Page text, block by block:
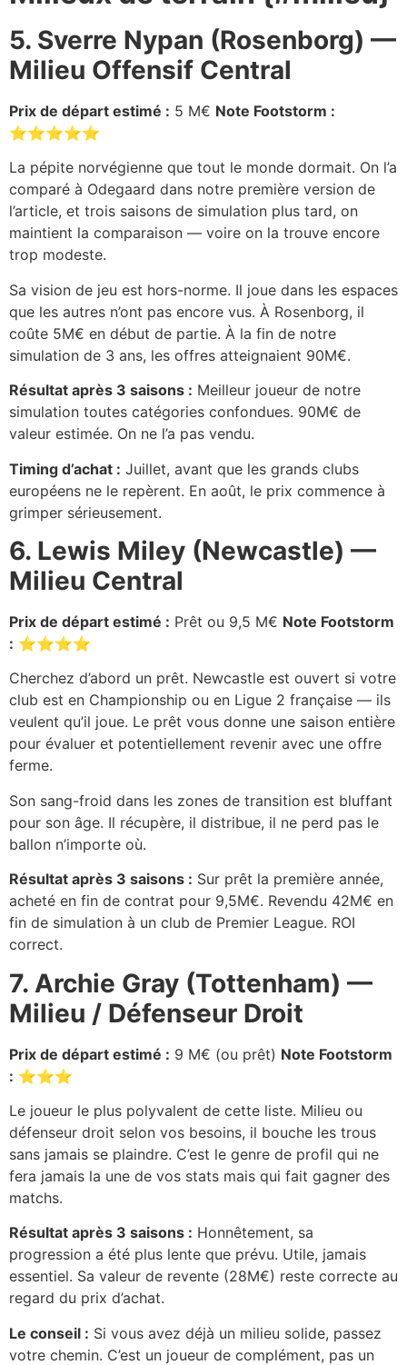
5. Sverre Nypan (Rosenborg) —
Milieu Offensif Central
Prix de départ estimé : 5 M€ Note Footstorm :
⭐⭐⭐⭐⭐
La pépite norvégienne que tout le monde dormait. On l’a
comparé à Odegaard dans notre première version de
l’article, et trois saisons de simulation plus tard, on
maintient la comparaison — voire on la trouve encore
trop modeste.
Sa vision de jeu est hors-norme. Il joue dans les espaces
que les autres n’ont pas encore vus. À Rosenborg, il
coûte 5M€ en début de partie. À la fin de notre
simulation de 3 ans, les offres atteignaient 90M€.
Résultat après 3 saisons : Meilleur joueur de notre
simulation toutes catégories confondues. 90M€ de
valeur estimée. On ne l’a pas vendu.
Timing d’achat : Juillet, avant que les grands clubs
européens ne le repèrent. En août, le prix commence à
grimper sérieusement.
6. Lewis Miley (Newcastle) —
Milieu Central
Prix de départ estimé : Prêt ou 9,5 M€ Note Footstorm
: ⭐⭐⭐⭐
Cherchez d’abord un prêt. Newcastle est ouvert si votre
club est en Championship ou en Ligue 2 française — ils
veulent qu’il joue. Le prêt vous donne une saison entière
pour évaluer et potentiellement revenir avec une offre
ferme.
Son sang-froid dans les zones de transition est bluffant
pour son âge. Il récupère, il distribue, il ne perd pas le
ballon n’importe où.
Résultat après 3 saisons : Sur prêt la première année,
acheté en fin de contrat pour 9,5M€. Revendu 42M€ en
fin de simulation à un club de Premier League. ROI
correct.
7. Archie Gray (Tottenham) —
Milieu / Défenseur Droit
Prix de départ estimé : 9 M€ (ou prêt) Note Footstorm
: ⭐⭐⭐
Le joueur le plus polyvalent de cette liste. Milieu ou
défenseur droit selon vos besoins, il bouche les trous
sans jamais se plaindre. C’est le genre de profil qui ne
fera jamais la une de vos stats mais qui fait gagner des
matchs.
Résultat après 3 saisons : Honnêtement, sa
progression a été plus lente que prévu. Utile, jamais
essentiel. Sa valeur de revente (28M€) reste correcte au
regard du prix d’achat.
Le conseil : Si vous avez déjà un milieu solide, passez
votre chemin. C’est un joueur de complément, pas un